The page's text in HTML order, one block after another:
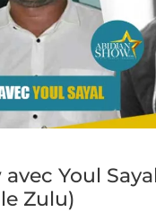
Youl
Zulu)